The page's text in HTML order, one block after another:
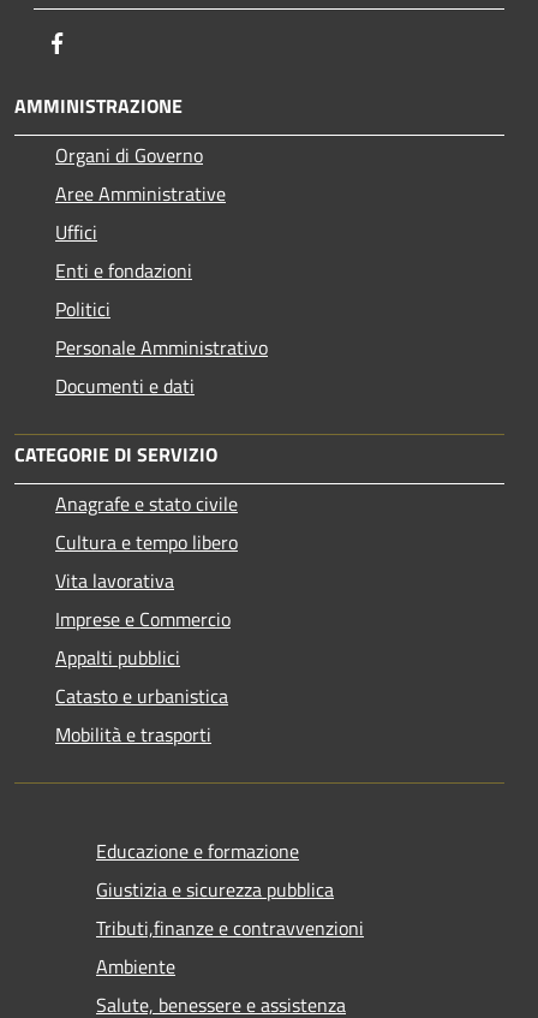
AMMINISTRAZIONE
Organi di Governo
Aree Amministrative
Uffici
Enti e fondazioni
Politici
Personale Amministrativo
Documenti e dati
CATEGORIE DI SERVIZIO
Anagrafe e stato civile
Cultura e tempo libero
Vita lavorativa
Imprese e Commercio
Appalti pubblici
Catasto e urbanistica
Mobilità e trasporti
Educazione e formazione
Giustizia e sicurezza pubblica
Tributi,finanze e contravvenzioni
Ambiente
Salute, benessere e assistenza